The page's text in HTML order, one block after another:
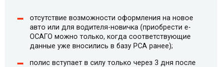
отсутствие возможности оформления на новое
авто или для водителя-новичка (приобрести e-
ОСАГО можно только, когда соответствующие
данные уже вносились в базу РСА ранее);
полис вступает в силу только через 3 дня после